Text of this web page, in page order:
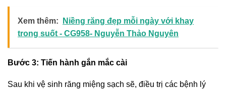
Xem thêm:
Niềng răng đẹp mỗi ngày với khay
trong suốt - CG958- Nguyễn Thảo Nguyên
Bước 3: Tiến hành gắn mắc cài
Sau khi vệ sinh răng miệng sạch sẽ, điều trị các bệnh lý